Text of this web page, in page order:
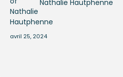
Nathalie Hautphenne
avril 25, 2024